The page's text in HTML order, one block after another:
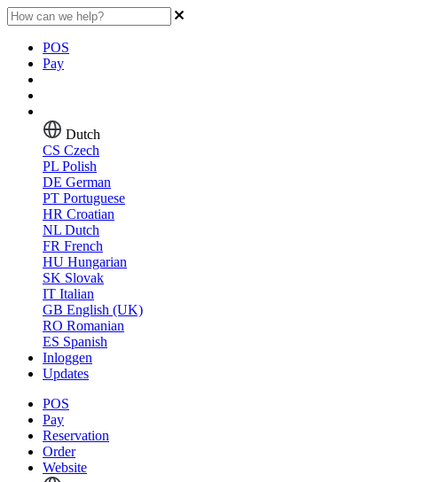
POS
Pay
Dutch
CS Czech
PL Polish
DE German
PT Portuguese
HR Croatian
NL Dutch
FR French
HU Hungarian
SK Slovak
IT Italian
GB English (UK)
RO Romanian
ES Spanish
Inloggen
Updates
POS
Pay
Reservation
Order
Website